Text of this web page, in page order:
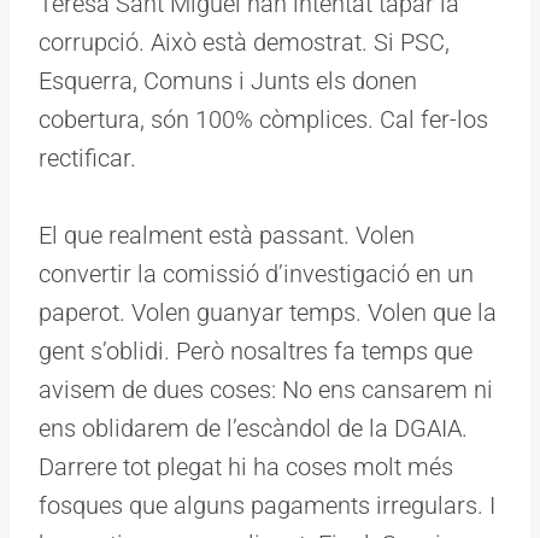
corrupció. Això està demostrat. Si PSC,
Esquerra, Comuns i Junts els donen
cobertura, són 100% còmplices. Cal fer-los
rectificar.
El que realment està passant. Volen
convertir la comissió d’investigació en un
paperot. Volen guanyar temps. Volen que la
gent s’oblidi. Però nosaltres fa temps que
avisem de dues coses: No ens cansarem ni
ens oblidarem de l’escàndol de la DGAIA.
Darrere tot plegat hi ha coses molt més
fosques que alguns pagaments irregulars. I